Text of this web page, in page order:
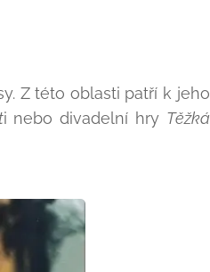
Z této oblasti patří k jeho
i nebo divadelní hry Těžká